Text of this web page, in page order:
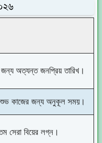
জন্য অত্যন্ত জনপ্রিয় তারিখ।
শুভ কাজের জন্য অনুকূল সময়।
সেরা বিয়ের লগ্ন।